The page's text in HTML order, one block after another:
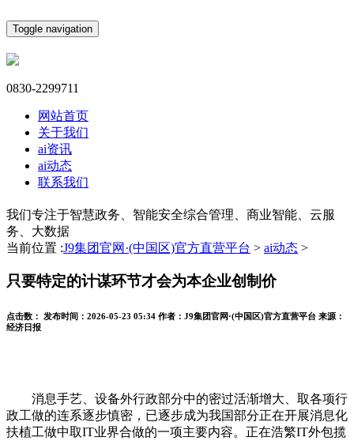
Toggle navigation
0830-2299711
网站首页
关于我们
ai资讯
ai动态
联系我们
我们专注于智慧政务、智能安全综合管理、商业智能、云服
务、大数据
当前位置 :J9集团官网·(中国区)官方直营平台 > ai动态 >
只要特定的计谋环节才会为本企业创制价
点击数： 发布时间： 2026-05-23 05:34 作者： J9集团官网·(中国区)官方直营平台 来源：
经济日报
消息手艺、设备外行政部分中的密过活渐增大、取各项行
政工做的连系逐步慎密，已逐步成为我国部分正在开展消息化
扶植工做中取IT业界合做的一项主要内容。正在浩繁IT外包揽